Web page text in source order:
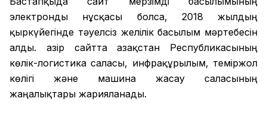
электронды нұсқасы болса, 2018 жылдың
қыркүйегінде тәуелсіз желілік басылым мәртебесін
алды. Қазір сайтта Қазақстан Республикасының
көлік-логистика саласы, инфрақұрылым, теміржол
көлігі және машина жасау саласының
жаңалықтары жарияланады.